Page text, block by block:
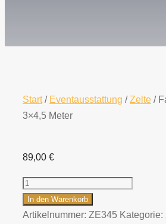
Start/ Eventausstattung /Zelte /
3×4,5 Meter
89,00 €
Faltzelt
3x4,5
Meter
In den Warenkorb
Artikelnummer: ZE345 Kategorie: